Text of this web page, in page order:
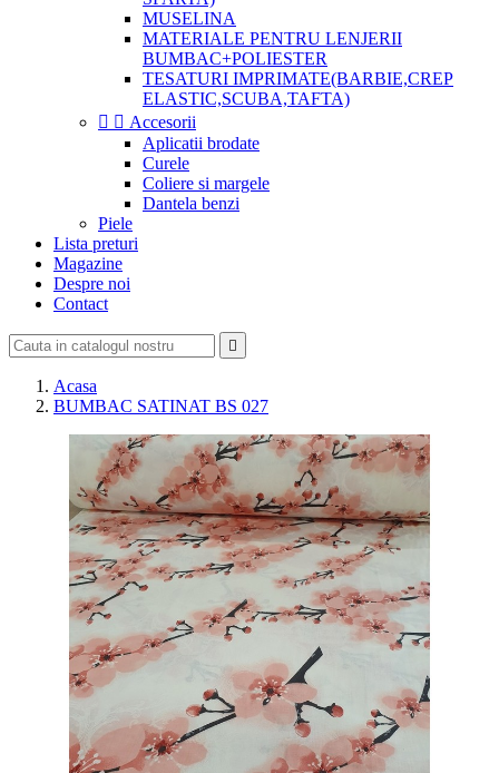
MUSELINA
MATERIALE PENTRU LENJERII
BUMBAC+POLIESTER
TESATURI IMPRIMATE(BARBIE,CREP
ELASTIC,SCUBA,TAFTA)
  Accesorii
Aplicatii brodate
Curele
Coliere si margele
Dantela benzi
Piele
Lista preturi
Magazine
Despre noi
Contact

Acasa
BUMBAC SATINAT BS 027